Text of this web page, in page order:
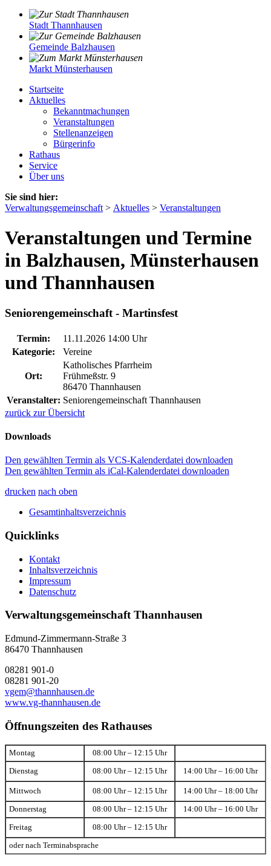
Stadt Thannhausen
Gemeinde Balzhausen
Markt Münsterhausen
Startseite
Aktuelles
Bekanntmachungen
Veranstaltungen
Stellenanzeigen
Bürgerinfo
Rathaus
Service
Über uns
Sie sind hier:
Verwaltungsgemeinschaft > Aktuelles > Veranstaltungen
Veranstaltungen und Termine
in Balzhausen, Münsterhausen
und Thannhausen
Seniorengemeinschaft - Martinsfest
Termin:
11.11.2026 14:00 Uhr
Kategorie:
Vereine
Ort:
Katholisches Pfarrheim
Frühmeßstr. 9
86470 Thannhausen
Veranstalter: Seniorengemeinschaft Thannhausen
zurück zur Übersicht
Downloads
Den gewählten Termin als VCS-Kalenderdatei downloaden
Den gewählten Termin als iCal-Kalenderdatei downloaden
drucken nach oben
Gesamtinhaltsverzeichnis
Quicklinks
Kontakt
Inhaltsverzeichnis
Impressum
Datenschutz
Verwaltungsgemeinschaft Thannhausen
Edmund-Zimmermann-Straße 3
86470 Thannhausen
08281 901-0
08281 901-20
vgem@thannhausen.de
www.vg-thannhausen.de
Öffnungszeiten des Rathauses
Montag 08:00 Uhr – 12:15 Uhr
Dienstag 08:00 Uhr – 12:15 Uhr 14:00 Uhr – 16:00 Uhr
Mittwoch 08:00 Uhr – 12:15 Uhr 14:00 Uhr – 18:00 Uhr
Donnerstag 08:00 Uhr – 12:15 Uhr 14:00 Uhr – 16:00 Uhr
Freitag 08:00 Uhr – 12:15 Uhr
oder nach Terminabsprache